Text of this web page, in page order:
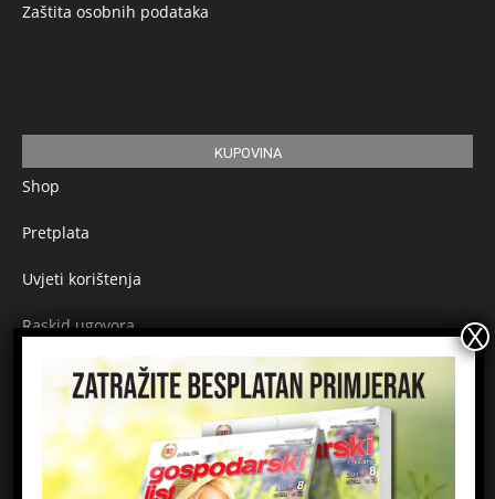
Zaštita osobnih podataka
KUPOVINA
Shop
Pretplata
Uvjeti korištenja
Raskid ugovora
Načini plaćanja
Sigurnost plaćanja
Prijavite se na newsletter